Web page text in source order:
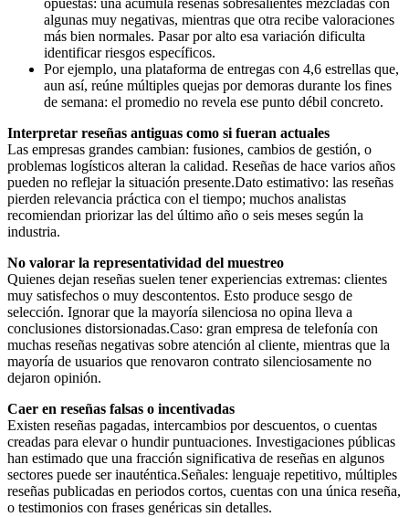
opuestas: una acumula reseñas sobresalientes mezcladas con
algunas muy negativas, mientras que otra recibe valoraciones
más bien normales. Pasar por alto esa variación dificulta
identificar riesgos específicos.
Por ejemplo, una plataforma de entregas con 4,6 estrellas que,
aun así, reúne múltiples quejas por demoras durante los fines
de semana: el promedio no revela ese punto débil concreto.
Interpretar reseñas antiguas como si fueran actuales
Las empresas grandes cambian: fusiones, cambios de gestión, o
problemas logísticos alteran la calidad. Reseñas de hace varios años
pueden no reflejar la situación presente.Dato estimativo: las reseñas
pierden relevancia práctica con el tiempo; muchos analistas
recomiendan priorizar las del último año o seis meses según la
industria.
No valorar la representatividad del muestreo
Quienes dejan reseñas suelen tener experiencias extremas: clientes
muy satisfechos o muy descontentos. Esto produce sesgo de
selección. Ignorar que la mayoría silenciosa no opina lleva a
conclusiones distorsionadas.Caso: gran empresa de telefonía con
muchas reseñas negativas sobre atención al cliente, mientras que la
mayoría de usuarios que renovaron contrato silenciosamente no
dejaron opinión.
Caer en reseñas falsas o incentivadas
Existen reseñas pagadas, intercambios por descuentos, o cuentas
creadas para elevar o hundir puntuaciones. Investigaciones públicas
han estimado que una fracción significativa de reseñas en algunos
sectores puede ser inauténtica.Señales: lenguaje repetitivo, múltiples
reseñas publicadas en periodos cortos, cuentas con una única reseña,
o testimonios con frases genéricas sin detalles.